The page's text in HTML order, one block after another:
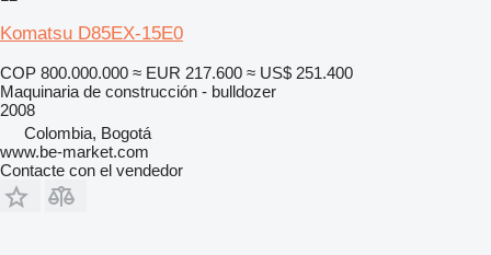
Komatsu D85EX-15E0
COP 800.000.000 ≈ EUR 217.600 ≈ US$ 251.400
Maquinaria de construcción - bulldozer
2008
Colombia, Bogotá
www.be-market.com
Contacte con el vendedor